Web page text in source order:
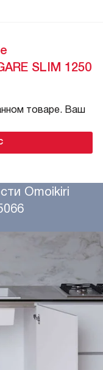
SLIM 1250
товаре. Ваш
Omoikiri